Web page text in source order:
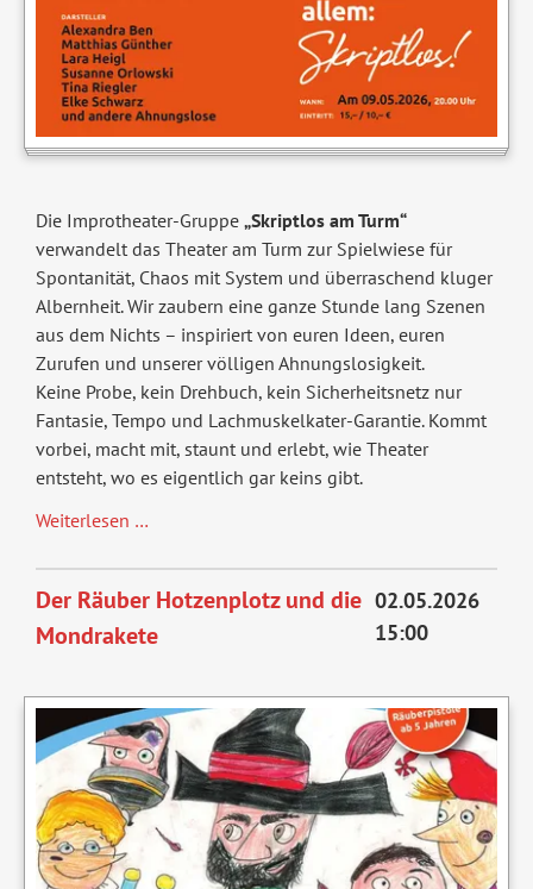
Die Improtheater-Gruppe „Skriptlos am Turm“
verwandelt das Theater am Turm zur Spielwiese für
Spontanität, Chaos mit System und überraschend kluger
Albernheit. Wir zaubern eine ganze Stunde lang Szenen
aus dem Nichts – inspiriert von euren Ideen, euren
Zurufen und unserer völligen Ahnungslosigkeit.
Keine Probe, kein Drehbuch, kein Sicherheitsnetz nur
Fantasie, Tempo und Lachmuskelkater-Garantie. Kommt
vorbei, macht mit, staunt und erlebt, wie Theater
entsteht, wo es eigentlich gar keins gibt.
Weiterlesen …Improtheater
Der Räuber Hotzenplotz und die
Mondrakete
02.05.2026
15:00